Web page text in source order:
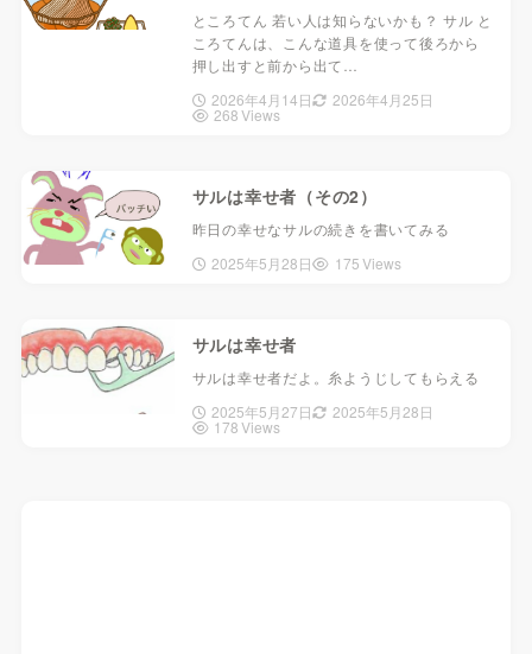
ところてん 若い人は知らないかも？ サル と
ころてんは、こんな道具を使って後ろから
押し出すと前から出て…
2026年4月14日
2026年4月25日
268 Views
サルは幸せ者（その2）
昨日の幸せなサルの続きを書いてみる
2025年5月28日
175 Views
サルは幸せ者
サルは幸せ者だよ。糸ようじしてもらえる
2025年5月27日
2025年5月28日
178 Views